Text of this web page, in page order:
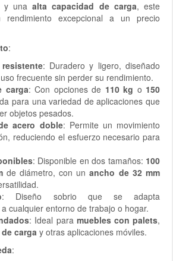
y una alta capacidad de carga, este
rendimiento excepcional a un precio
:
: Duradero y ligero, diseñado
frecuente sin perder su rendimiento.
carga: Con opciones de 110 kg o 150
para una variedad de aplicaciones que
objetos pesados.
acero doble: Permite un movimiento
reduciendo el esfuerzo necesario para
: Disponible en dos tamaños: 100
de diámetro, con unancho de 32 mm
: Diseño sobrio que se adapta
cualquier entorno de trabajo o hogar.
: Ideal para muebles con palets,
carga y otras aplicaciones móviles.
: